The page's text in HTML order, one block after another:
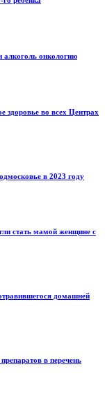
алкоголь онкологию
здоровье во всех Центрах
в 2023 году
стать мамой женщине с
домашней
в перечень